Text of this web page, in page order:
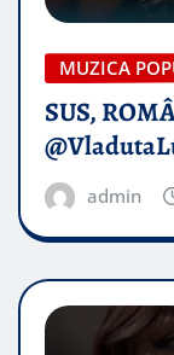
MUZICA
SUS,
admin